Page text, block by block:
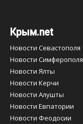
Крым.net
Новости Севастополя
Новости Симферополя
Новости Ялты
Новости Керчи
Новости Алушты
Новости Евпатории
Новости Феодосии